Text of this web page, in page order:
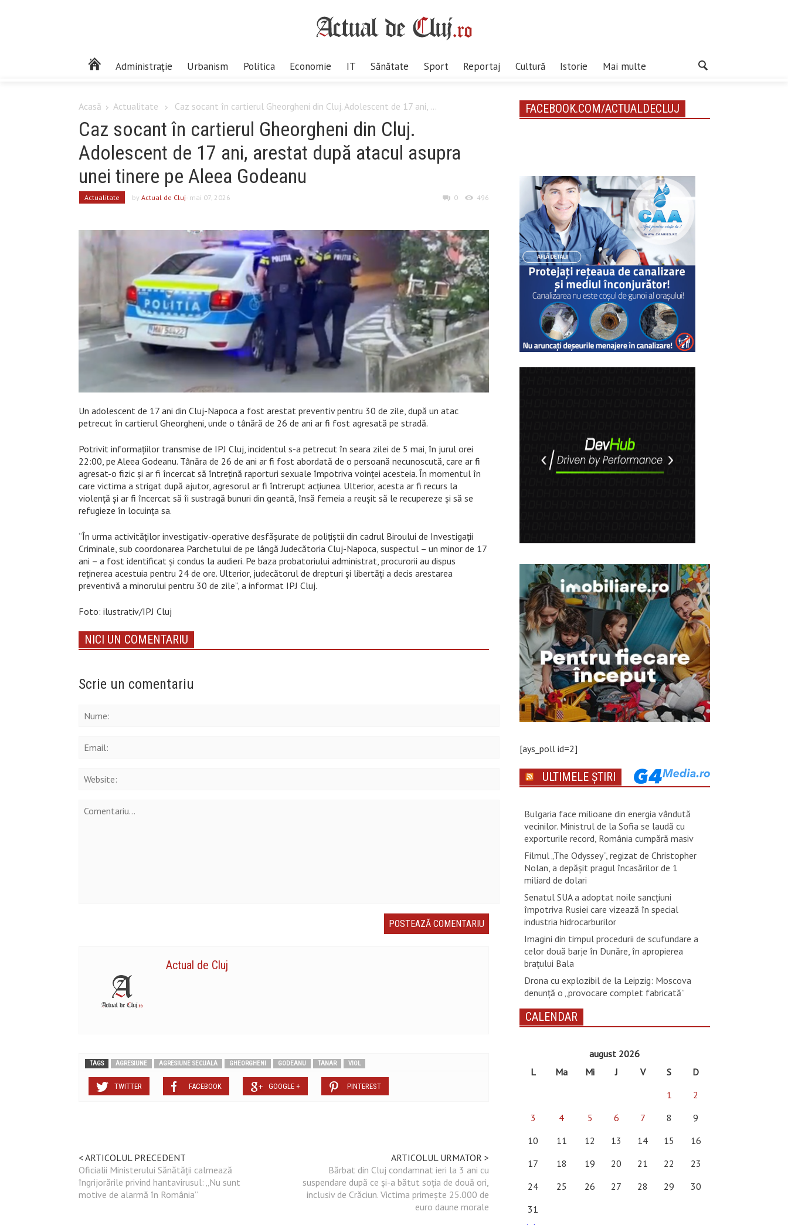
Administrație Urbanism Politica Economie IT Sănătate Sport Reportaj Cultură Istorie Mai multe
Acasă Actualitate Caz socant în cartierul Gheorgheni din Cluj. Adolescent de 17 ani, ...
Caz socant în cartierul Gheorgheni din Cluj.
Adolescent de 17 ani, arestat după atacul asupra
unei tinere pe Aleea Godeanu
Actualitate byActual de Cluj- mai 07, 2026 0 496
Un adolescent de 17 ani din Cluj-Napoca a fost arestat preventiv pentru 30 de zile, după un atac
petrecut în cartierul Gheorgheni, unde o tânără de 26 de ani ar fi fost agresată pe stradă.
Potrivit informațiilor transmise de IPJ Cluj, incidentul s-a petrecut în seara zilei de 5 mai, în jurul orei
22:00, pe Aleea Godeanu. Tânăra de 26 de ani ar fi fost abordată de o persoană necunoscută, care ar fi
agresat-o fizic și ar fi încercat să întrețină raporturi sexuale împotriva voinței acesteia. În momentul în
care victima a strigat după ajutor, agresorul ar fi întrerupt acțiunea. Ulterior, acesta ar fi recurs la
violență și ar fi încercat să îi sustragă bunuri din geantă, însă femeia a reușit să le recupereze și să se
refugieze în locuința sa.
“În urma activităților investigativ-operative desfășurate de polițiștii din cadrul Biroului de Investigații
Criminale, sub coordonarea Parchetului de pe lângă Judecătoria Cluj-Napoca, suspectul – un minor de 17
ani – a fost identificat și condus la audieri. Pe baza probatoriului administrat, procurorii au dispus
reținerea acestuia pentru 24 de ore. Ulterior, judecătorul de drepturi și libertăți a decis arestarea
preventivă a minorului pentru 30 de zile”, a informat IPJ Cluj.
Foto: ilustrativ/IPJ Cluj
NICI UN COMENTARIU
Scrie un comentariu
Actual de Cluj
TAGS AGRESIUNE AGRESIUNE SECUALA GHEORGHENI GODEANU TANAR VIOL
TWITTER FACEBOOK GOOGLE + PINTEREST
< ARTICOLUL PRECEDENT
Oficialii Ministerului Sănătății calmează
îngrijorările privind hantavirusul: „Nu sunt
motive de alarmă în România”
ARTICOLUL URMATOR >
Bărbat din Cluj condamnat ieri la 3 ani cu
suspendare după ce și-a bătut soția de două ori,
inclusiv de Crăciun. Victima primește 25.000 de
euro daune morale
FACEBOOK.COM/ACTUALDECLUJ
[ays_poll id=2]
ULTIMELE ȘTIRI
Bulgaria face milioane din energia vândută
vecinilor. Ministrul de la Sofia se laudă cu
exporturile record, România cumpără masiv
Filmul „The Odyssey”, regizat de Christopher
Nolan, a depăşit pragul încasărilor de 1
miliard de dolari
Senatul SUA a adoptat noile sancţiuni
împotriva Rusiei care vizează în special
industria hidrocarburilor
Imagini din timpul procedurii de scufundare a
celor două barje în Dunăre, în apropierea
brațului Bala
Drona cu explozibil de la Leipzig: Moscova
denunţă o „provocare complet fabricată”
CALENDAR
august 2026
L
Ma Mi J V S
D
1
2
3
4 5 6 7 8
9
10
11 12 13 14 15
16
17
18 19 20 21 22
23
24
25 26 27 28 29
30
31